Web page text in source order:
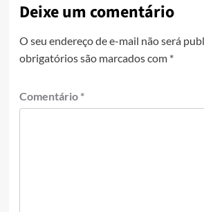
Deixe um comentário
O seu endereço de e-mail não será
obrigatórios são marcados com *
Comentário *